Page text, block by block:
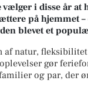
vælger i disse år at
på hjemmet –
blevet et
af natur,
gør
og par, der